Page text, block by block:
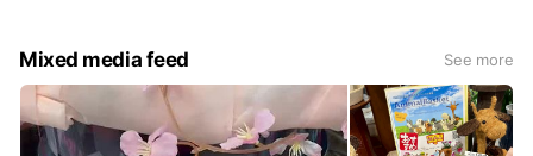
煎した豆の在庫は一切致しません。美味しい期間をお店で過ご
させません。 こだわり その２ お好みに焙煎します 浅い焙
煎・深い焙煎の度合いで同じ銘柄の豆でもコーヒーの味は大き
く変化します。酸味の好きな方、酸味が苦手な方、焙煎の度合
Mixed media feed See more